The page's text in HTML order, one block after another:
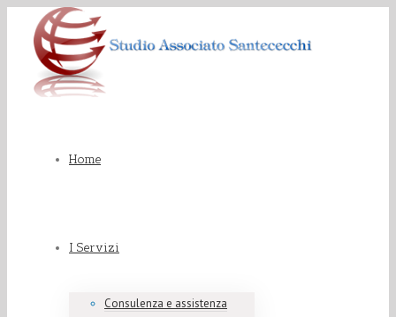
Home
I Servizi
Consulenza e assistenza